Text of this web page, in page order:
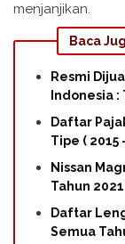
menjanjikan.
Baca
Resmi
Indonesia
Daftar
Tipe ( 2015
Nissan
Tahun 2021
Daftar
Semua